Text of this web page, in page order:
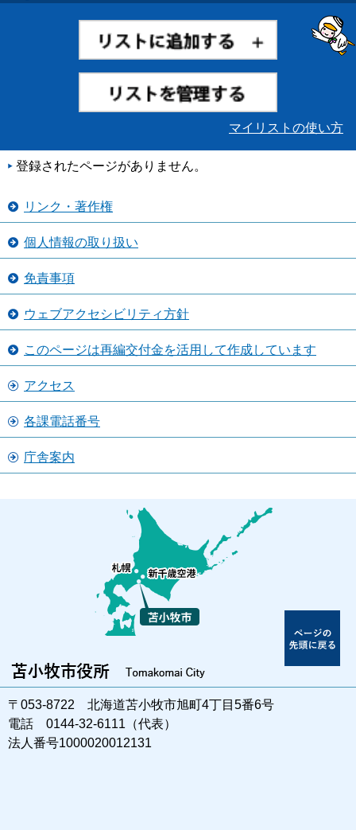
マイリストの使い方
登録されたページがありません。
リンク・著作権
個人情報の取り扱い
免責事項
ウェブアクセシビリティ方針
このページは再編交付金を活用して作成しています
アクセス
各課電話番号
庁舎案内
〒053-8722 北海道苫小牧市旭町4丁目5番6号
電話 0144-32-6111（代表）
法人番号1000020012131